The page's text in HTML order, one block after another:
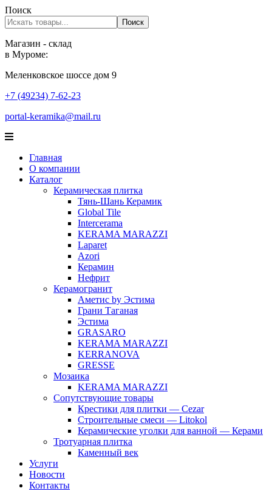
Поиск
Поиск
Магазин - склад
в Муроме:
Меленковское шоссе дом 9
+7 (49234) 7-62-23
portal-keramika@mail.ru
Главная
О компании
Каталог
Керамическая плитка
Тянь-Шань Керамик
Global Tile
Intercerama
KERAMA MARAZZI
Laparet
Аzori
Керамин
Нефрит
Керамогранит
Аметис by Эстима
Грани Таганая
Эстима
GRASARO
KERAMA MARAZZI
KERRANOVA
GRESSE
Мозаика
KERAMA MARAZZI
Сопутствующие товары
Крестики для плитки — Cezar
Строительные смеси — Litokol
Керамические уголки для ванной — Керами
Тротуарная плитка
Каменный век
Услуги
Новости
Контакты